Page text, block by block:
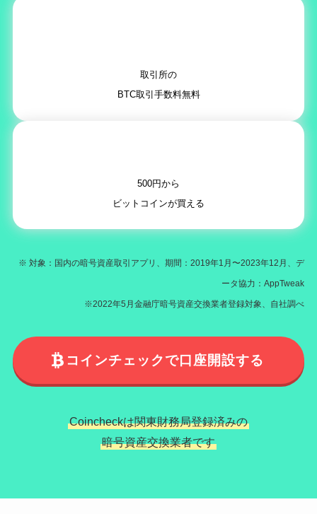
取引所の
BTC取引手数料無料
500円から
ビットコインが買える
※ 対象：国内の暗号資産取引アプリ、期間：2019年1月〜2023年12月、デ
ータ協力：AppTweak
※2022年5月金融庁暗号資産交換業者登録対象、自社調べ
コインチェックで口座開設する
Coincheckは関東財務局登録済みの
暗号資産交換業者です